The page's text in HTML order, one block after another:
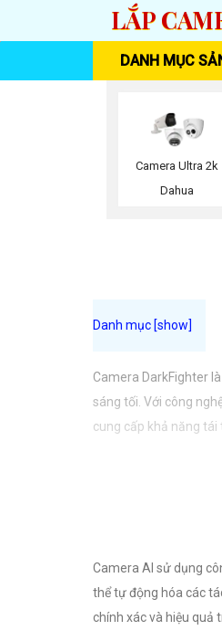
LẮP
DANH MỤC
Camera Ultra 2k
Dahua
Camera DarkFighter
sáng tối. Với công
cung cấp khả năng tái
Camera AI sử dụng
thể tự động hóa các
chính xác và hiệu quả